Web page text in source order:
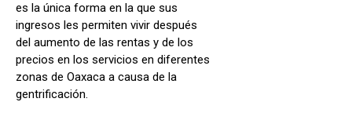
es la única forma en la que sus
ingresos les permiten vivir después
del aumento de las rentas y de los
precios en los servicios en diferentes
zonas de Oaxaca a causa de la
gentrificación.